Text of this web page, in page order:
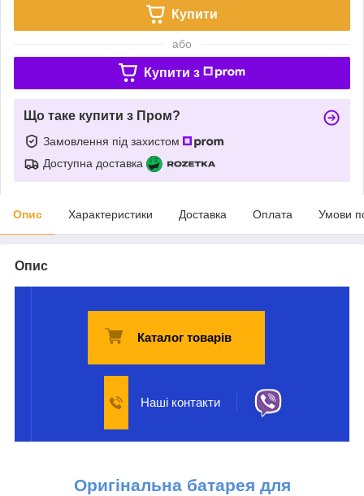
Купити
або
Купити з
Що таке купити з Пром?
Замовлення під захистом
Доступна доставка
Опис Характеристики Доставка Оплата Умови
Опис
Каталог товарів
Наші контакти
Оригінальна батарея для